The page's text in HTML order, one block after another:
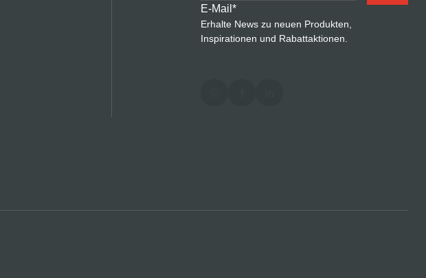
E-Mail*
Erhalte News zu neuen Produkten,
Inspirationen und Rabattaktionen.